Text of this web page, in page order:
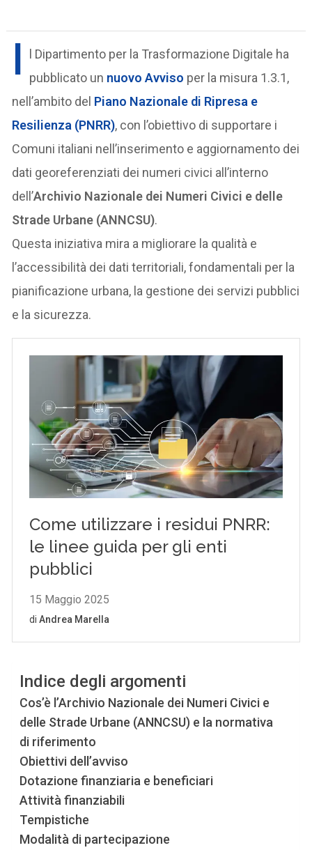
I
l Dipartimento per la Trasformazione Digitale ha
pubblicato un nuovo Avviso per la misura 1.3.1,
nell’ambito del Piano Nazionale di Ripresa e
Resilienza (PNRR), con l’obiettivo di supportare i
Comuni italiani nell’inserimento e aggiornamento dei
dati georeferenziati dei numeri civici all’interno
dell’Archivio Nazionale dei Numeri Civici e delle
Strade Urbane (ANNCSU).
Questa iniziativa mira a migliorare la qualità e
l’accessibilità dei dati territoriali, fondamentali per la
pianificazione urbana, la gestione dei servizi pubblici
e la sicurezza.
Indice degli argomenti
Cos’è l’Archivio Nazionale dei Numeri Civici e
delle Strade Urbane (ANNCSU) e la normativa
di riferimento
Obiettivi dell’avviso
Dotazione finanziaria e beneficiari
Attività finanziabili
Tempistiche
Modalità di partecipazione